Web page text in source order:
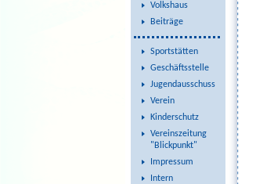
Volkshaus
Beiträge
Sportstätten
Geschäftsstelle
Jugendausschuss
Verein
Kinderschutz
Vereinszeitung
"Blickpunkt"
Impressum
Intern